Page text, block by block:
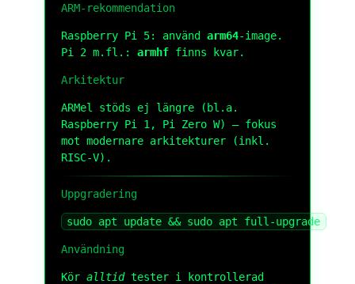
ARM-rekommendation
Raspberry Pi 5: använd arm64-image.
Pi 2 m.fl.: armhf finns kvar.
Arkitektur
ARMel stöds ej längre (bl.a.
Raspberry Pi 1, Pi Zero W) — fokus
mot modernare arkitekturer (inkl.
RISC-V).
Uppgradering
sudo apt update && sudo apt full-upgrade
Användning
Kör alltidtester i kontrollerad